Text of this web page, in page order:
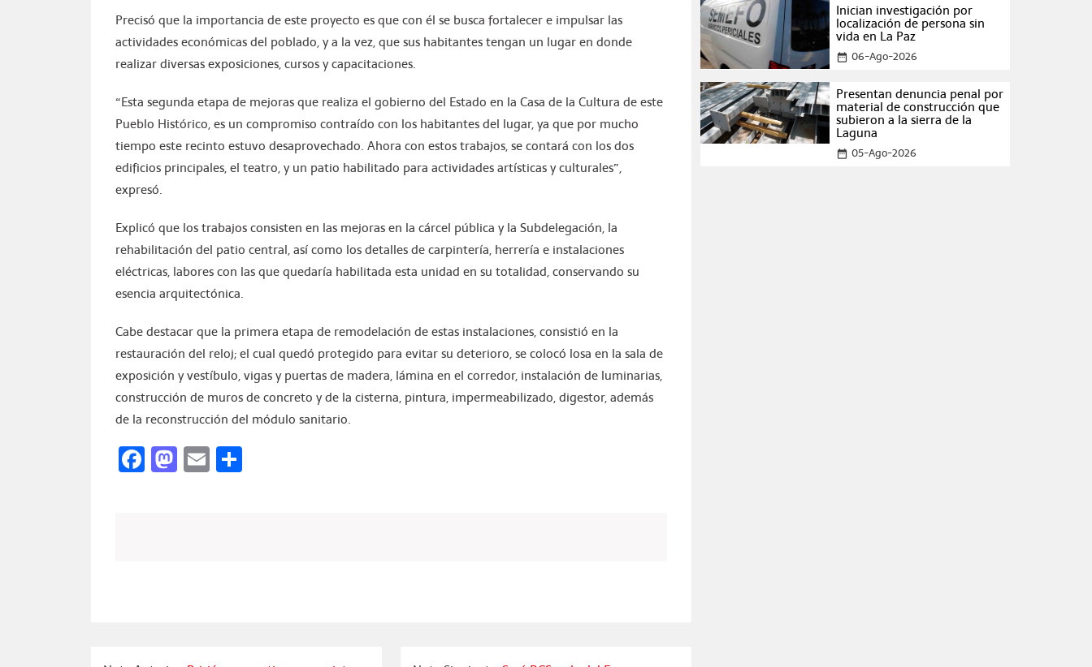
Precisó que la importancia de este proyecto es que con él se busca fortalecer e impulsar las
actividades económicas del poblado, y a la vez, que sus habitantes tengan un lugar en donde
realizar diversas exposiciones, cursos y capacitaciones.
“Esta segunda etapa de mejoras que realiza el gobierno del Estado en la Casa de la Cultura de este
Pueblo Histórico, es un compromiso contraído con los habitantes del lugar, ya que por mucho
tiempo este recinto estuvo desaprovechado. Ahora con estos trabajos, se contará con los dos
edificios principales, el teatro, y un patio habilitado para actividades artísticas y culturales”,
expresó.
Explicó que los trabajos consisten en las mejoras en la cárcel pública y la Subdelegación, la
rehabilitación del patio central, así como los detalles de carpintería, herrería e instalaciones
eléctricas, labores con las que quedaría habilitada esta unidad en su totalidad, conservando su
esencia arquitectónica.
Cabe destacar que la primera etapa de remodelación de estas instalaciones, consistió en la
restauración del reloj; el cual quedó protegido para evitar su deterioro, se colocó losa en la sala de
exposición y vestíbulo, vigas y puertas de madera, lámina en el corredor, instalación de luminarias,
construcción de muros de concreto y de la cisterna, pintura, impermeabilizado, digestor, además
de la reconstrucción del módulo sanitario.
Facebook
Mastodon
Email
Inician investigación por
localización de persona sin
vida en La Paz
date_range 06-Ago-2026
Presentan denuncia penal por
material de construcción que
subieron a la sierra de la
Laguna
date_range 05-Ago-2026